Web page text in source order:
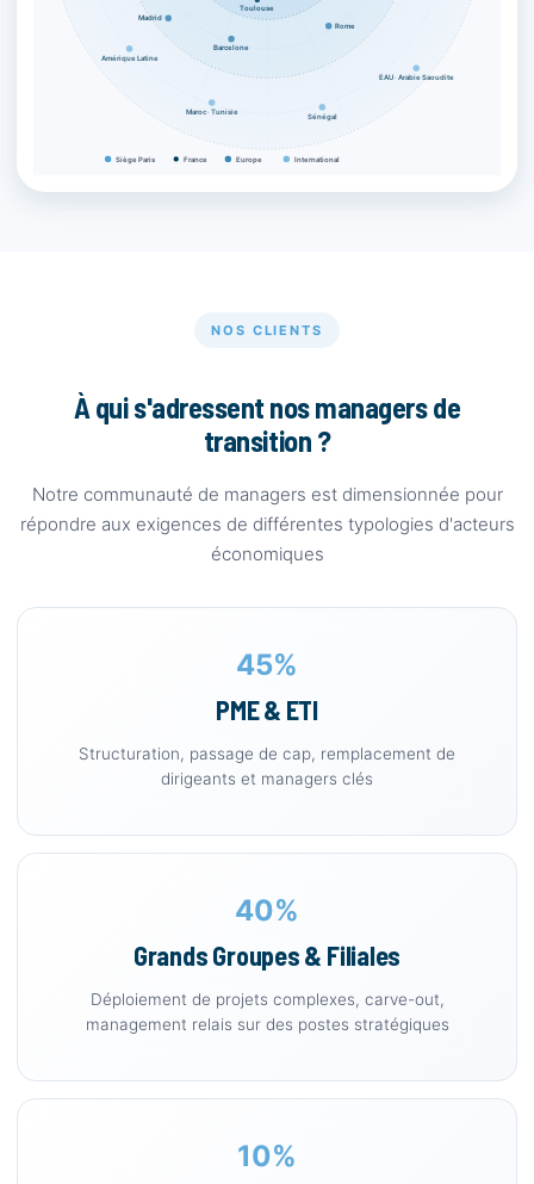
Toulouse
Rome
Barcelone
Madrid
Amérique Latine
Maroc · Tunisie
Sénégal
EAU · Arabie Saoudite
Siège Paris France Europe International
NOS CLIENTS
À qui s'adressent nos managers de
transition ?
Notre communauté de managers est dimensionnée pour
répondre aux exigences de différentes typologies d'acteurs
économiques
45%
PME & ETI
Structuration, passage de cap, remplacement de
dirigeants et managers clés
40%
Grands Groupes & Filiales
Déploiement de projets complexes, carve-out,
management relais sur des postes stratégiques
10%